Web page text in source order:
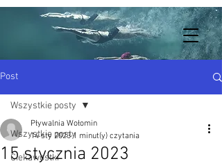
Post
Wszystkie posty
Ciekawostki
Wszystkie posty
15 stycznia 2023
Pływalnia Wołomin
14 sty 2023 1 minut(y) czytania